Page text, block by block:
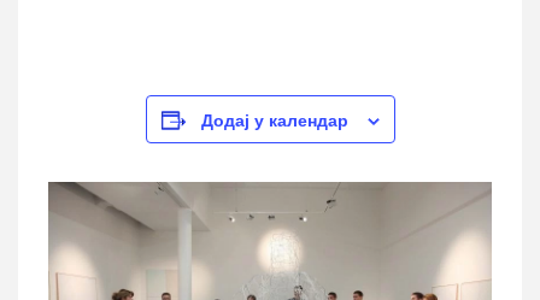
Додај у календар